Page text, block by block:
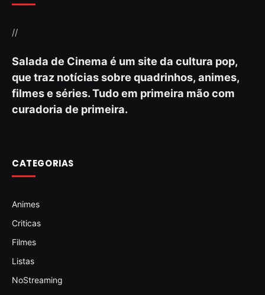
//
Salada de Cinema é um site da cultura pop,
que traz notícias sobre quadrinhos, animes,
filmes e séries. Tudo em primeira mão com
curadoria de primeira.
CATEGORIAS
Animes
Criticas
Filmes
Listas
NoStreaming